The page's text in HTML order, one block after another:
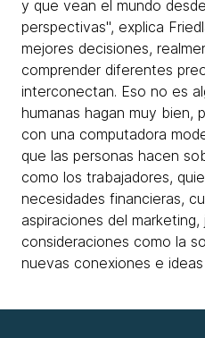
y que vean el mundo
perspectivas", explica
mejores decisiones,
comprender diferentes
interconectan. Eso no es
humanas hagan muy bien,
con una computadora
que las personas hacen
como los trabajadores,
necesidades financieras,
aspiraciones del
consideraciones como la
nuevas conexiones e